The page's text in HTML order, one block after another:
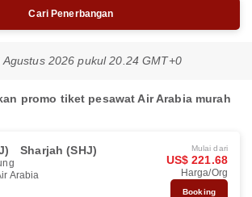
Cari Penerbangan
Agustus 2026 pukul 20.24 GMT+0
promo tiket pesawat Air Arabia murah
Sharjah (SHJ)
Arabia
Mulai dari
US$ 221.68
Harga/Org
Booking